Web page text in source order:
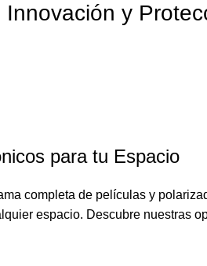
y
para tu Espacio
completa de películas y
espacio. Descubre nuestras